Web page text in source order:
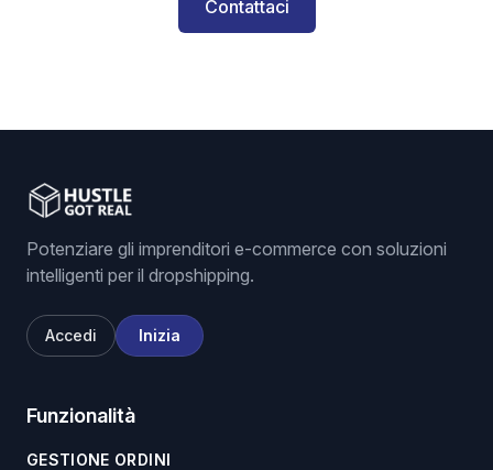
Contattaci
Potenziare gli imprenditori e-commerce con soluzioni
intelligenti per il dropshipping.
Accedi Inizia
Funzionalità
GESTIONE ORDINI